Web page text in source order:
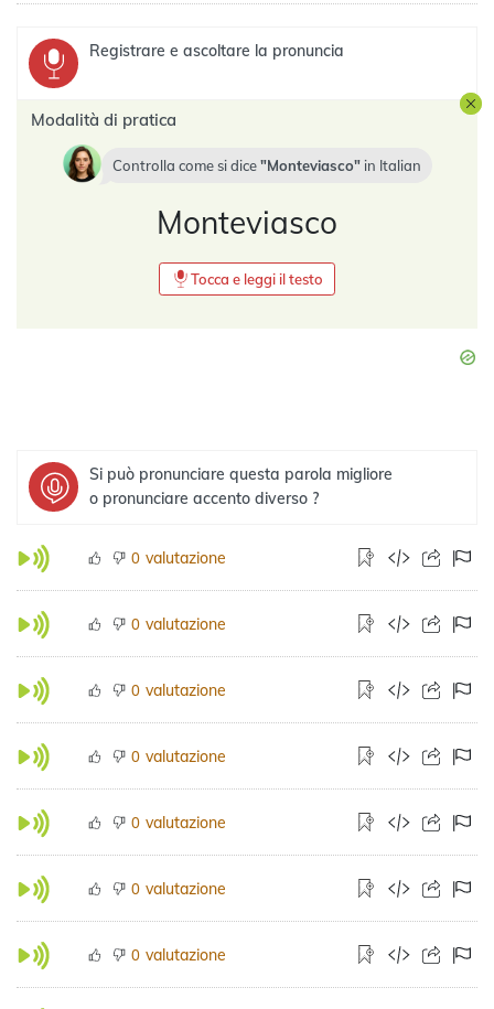
Registrare e ascoltare la pronuncia
Modalità di pratica
Controlla come si dice Monteviasco in Italian
Monteviasco
Tocca e leggi il testo
Si può pronunciare questa parola migliore
o pronunciare accento diverso ?
0 valutazione
0 valutazione
0 valutazione
0 valutazione
0 valutazione
0 valutazione
0 valutazione